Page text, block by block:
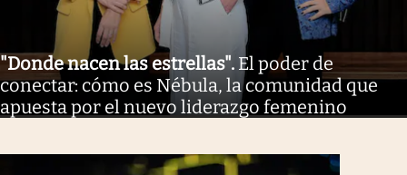
"Donde nacen las estrellas". El poder de
conectar: cómo es Nébula, la comunidad que
apuesta por el nuevo liderazgo femenino